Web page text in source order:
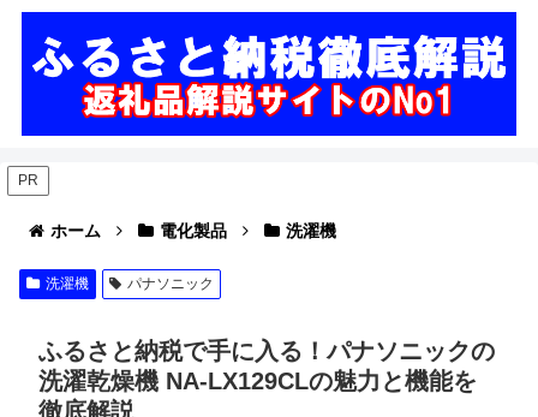
PR
ホーム 電化製品 洗濯機
洗濯機 パナソニック
ふるさと納税で手に入る！パナソニックの
洗濯乾燥機 NA-LX129CLの魅力と機能を
徹底解説